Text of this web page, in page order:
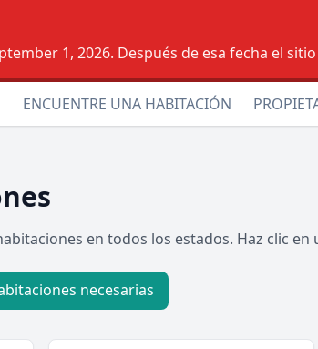
1, 2026. Después de esa fecha el
ENCUENTRE UNA HABITACIÓN
en todos los estados. Haz clic
necesarias